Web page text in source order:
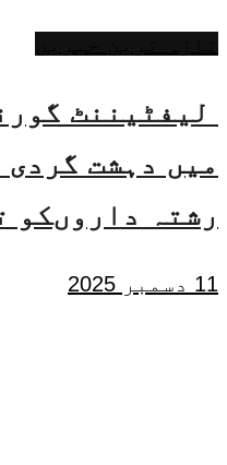
لیفٹیننٹ
میں دہشت
رشتہ داروںکو
11 دسمبر 2025